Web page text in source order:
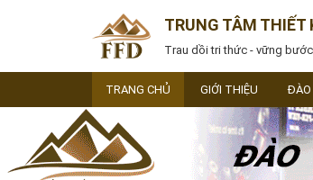
TRUNG TÂM THIẾT
Trau dồi tri thức - vững
TRANG CHỦ GIỚI THIỆU ĐÀO